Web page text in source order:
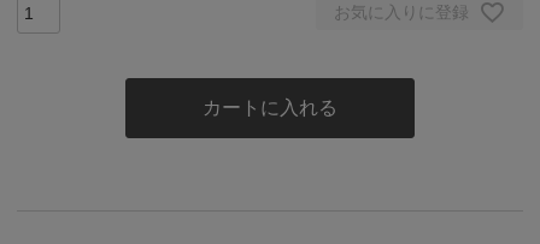
お気に入りに登録
カートに入れる